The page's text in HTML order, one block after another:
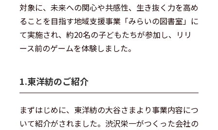
対象に、未来への関心や共感性、生き抜く力を高め
ることを目指す地域支援事業「みらいの図書室」に
て実施され、約20名の子どもたちが参加し、リリ
ース前のゲームを体験しました。
1.東洋紡のご紹介
まずはじめに、東洋紡の大谷さまより事業内容につ
いて紹介がされました。渋沢栄一がつくった会社の